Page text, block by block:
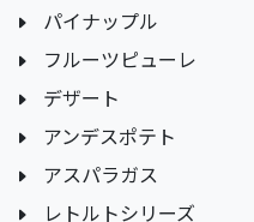
パイナップル
フルーツピューレ
デザート
アンデスポテト
アスパラガス
レトルトシリーズ